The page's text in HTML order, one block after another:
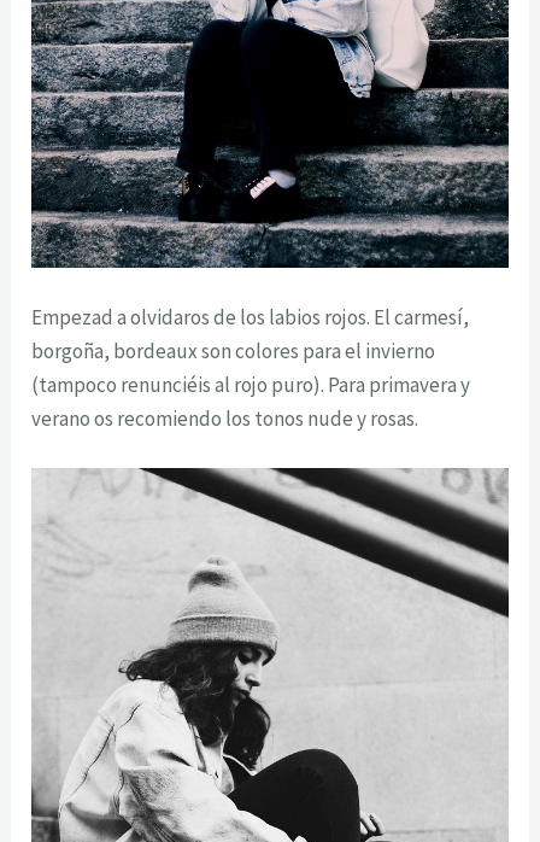
Empezad a olvidaros de los labios rojos. El carmesí,
borgoña, bordeaux son colores para el invierno
(tampoco renunciéis al rojo puro). Para primavera y
verano os recomiendo los tonos nude y rosas.